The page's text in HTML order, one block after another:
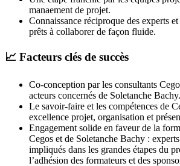
manaement de projet.
Connaissance réciproque des experts
prêts à collaborer de façon fluide.
📈 Facteurs clés de succès
Co-conception par les consultants
acteurs concernés de Soletanche Bachy.
Le savoir-faire et les compétences de
excellence projet, organisation et
Engagement solide en faveur de la
Cegos et de Soletanche Bachy :
impliqués dans les grandes étapes du
l’adhésion des formateurs et des